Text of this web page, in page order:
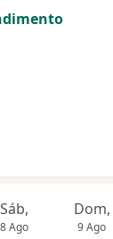
Sáb,
8 Ago
Dom,
9 Ago